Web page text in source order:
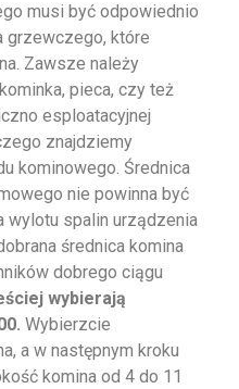
musi być odpowiednio
grzewczego, które
Zawsze należy
pieca, czy też
esploatacyjnej
znajdziemy
kominowego. Średnica
nie powinna być
wylotu spalin urządzenia
średnica komina
dobrego ciągu
wybierają
Wybierzcie
a w następnym kroku
komina od 4 do 11